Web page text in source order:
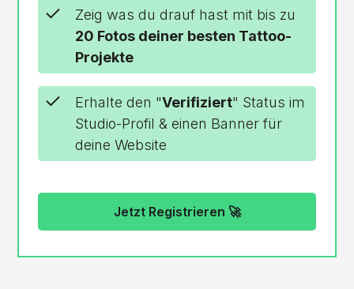
Zeig was du drauf hast mit bis zu
20 Fotos deiner besten Tattoo-
Projekte
Erhalte den "Verifiziert" Status im
Studio-Profil & einen Banner für
deine Website
Jetzt Registrieren 🚀